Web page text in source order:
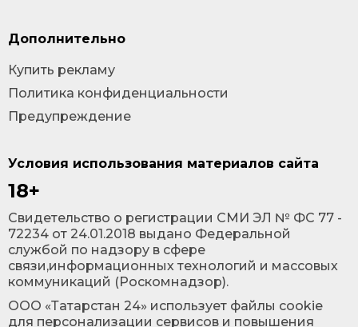
Условия использования материалов сайта
18+
Cвидетельство о регистрации СМИ ЭЛ № ФС 77 -
72234 от 24.01.2018 выдано Федеральной
службой по надзору в сфере
связи,информационных технологий и массовых
коммуникаций (Роскомнадзор).
ООО «Татарстан 24» использует файлы cookie
для персонализации сервисов и повышения
Дополнительно
Купить рекламу
Политика конфиденциальности
Предупреждение